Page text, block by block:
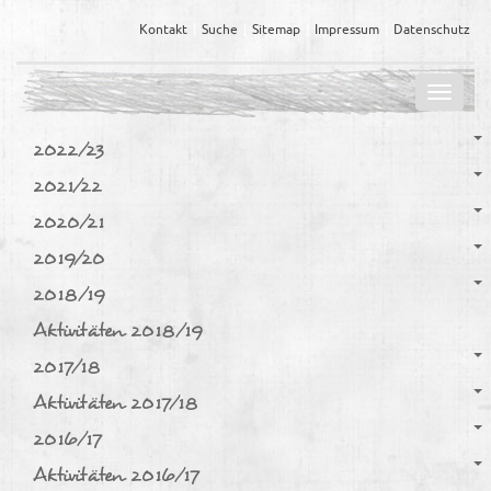
Kontakt Suche Sitemap Impressum Datenschutz
2022/23
2021/22
2020/21
2019/20
2018/19
Aktivitäten 2018/19
2017/18
Aktivitäten 2017/18
2016/17
Aktivitäten 2016/17